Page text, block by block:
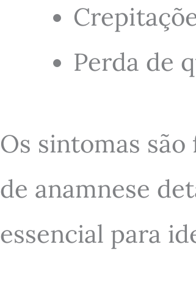
Perda de
Os sintomas
de anamnese
essencial para